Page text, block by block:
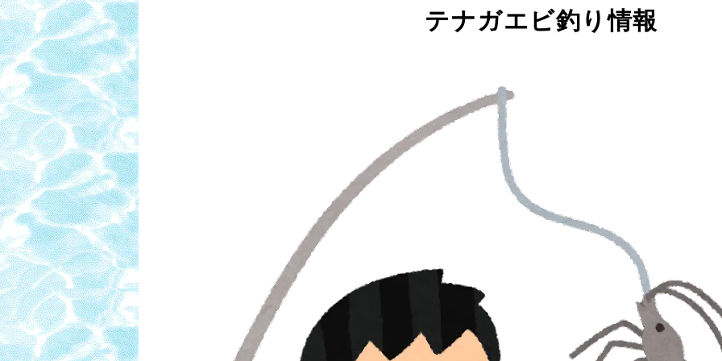
テナガエビ釣り情報